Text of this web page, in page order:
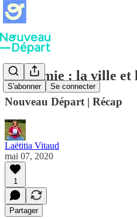
S'abonner Se connecter
Pandémie : la ville et
Nouveau Départ | Récap
Laëtitia Vitaud
mai 07, 2020
1
Partager